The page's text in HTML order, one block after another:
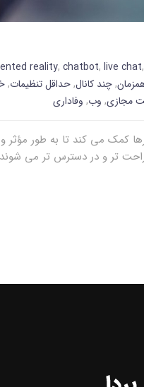
reality, chatbot, live chat,
,چند کانال,حداقل تنظیمات,
مجازی, وب, وفاداری
کمک می کند تا به طور مؤثر
تر و در دسترس تر می